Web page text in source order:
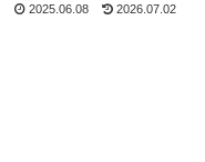
2025.06.08 2026.07.02